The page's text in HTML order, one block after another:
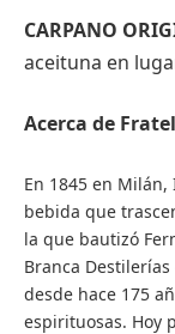
CARPANO
aceituna en
Acerca de
En 1845 en
bebida que
la que bautizó
Branca
desde hace 175
espirituosas. Hoy